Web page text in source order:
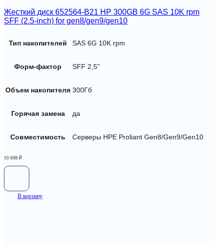
Жесткий диск 652564-B21 HP 300GB 6G SAS 10K rpm
SFF (2.5-inch) for gen8/gen9/gen10
Тип накопителей SAS 6G 10K rpm
Форм-фактор SFF 2,5"
Объем накопителя 300Гб
Горячая замена да
Совместимость Серверы HPE Proliant Gen8/Gen9/Gen10
10 698 ₽
В корзину